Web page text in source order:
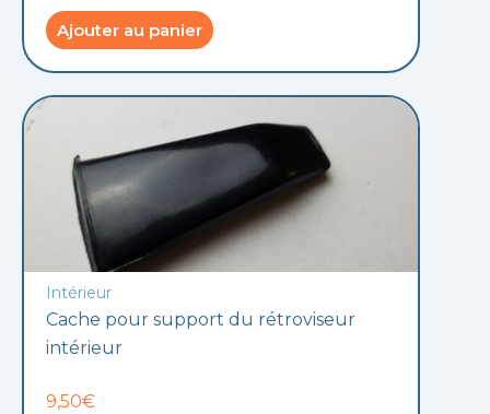
Ajouter au panier
Intérieur
Cache pour support du rétroviseur
intérieur
9,50€